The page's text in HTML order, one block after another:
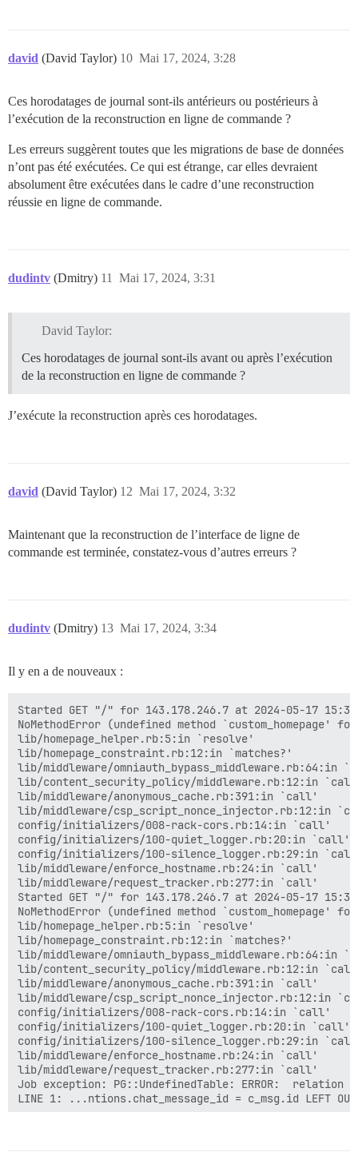
lib/middleware/enforce_hostname.rb:24:in `call'
LINE 1: ...ntions.chat_message_id = c_msg.id LEFT
start
done
Job exception: PG::UndefinedTable: ERROR:  relation
LINE 1: SELECT "problem_check_trackers".* FROM
david (David Taylor) Mai 17, 2024, 3:28
10
Ces horodatages de journal sont-ils antérieurs ou postérieurs à
l’exécution de la reconstruction en ligne de commande ?
Les erreurs suggèrent toutes que les migrations de base de données
n’ont pas été exécutées. Ce qui est étrange, car elles devraient
absolument être exécutées dans le cadre d’une reconstruction
réussie en ligne de commande.
dudintv (Dmitry) Mai 17, 2024, 3:31
11
David Taylor:
Ces horodatages de journal sont-ils avant ou après l’exécution
de la reconstruction en ligne de commande ?
J’exécute la reconstruction après ces horodatages.
david (David Taylor) Mai 17, 2024, 3:32
12
Maintenant que la reconstruction de l’interface de ligne de
commande est terminée, constatez-vous d’autres erreurs ?
dudintv (Dmitry) Mai 17, 2024, 3:34
13
Il y en a de nouveaux :
Started GET "/" for 143.178.246.7 at 2024-05-17
NoMethodError (undefined method `custom_homepage'
lib/homepage_helper.rb:5:in `resolve'
lib/homepage_constraint.rb:12:in `matches?'
lib/middleware/omniauth_bypass_middleware.rb:64:in
lib/content_security_policy/middleware.rb:12:in
lib/middleware/anonymous_cache.rb:391:in `call'
lib/middleware/csp_script_nonce_injector.rb:12:in
config/initializers/008-rack-cors.rb:14:in `call'
config/initializers/100-quiet_logger.rb:20:in `call'
config/initializers/100-silence_logger.rb:29:in
lib/middleware/enforce_hostname.rb:24:in `call'
lib/middleware/request_tracker.rb:277:in `call'
Started GET "/" for 143.178.246.7 at 2024-05-17
NoMethodError (undefined method `custom_homepage'
lib/homepage_helper.rb:5:in `resolve'
lib/homepage_constraint.rb:12:in `matches?'
lib/middleware/omniauth_bypass_middleware.rb:64:in
lib/content_security_policy/middleware.rb:12:in
lib/middleware/anonymous_cache.rb:391:in `call'
lib/middleware/csp_script_nonce_injector.rb:12:in
config/initializers/008-rack-cors.rb:14:in `call'
config/initializers/100-quiet_logger.rb:20:in `call'
config/initializers/100-silence_logger.rb:29:in
lib/middleware/enforce_hostname.rb:24:in `call'
lib/middleware/request_tracker.rb:277:in `call'
Job exception: PG::UndefinedTable: ERROR:
LINE 1: ...ntions.chat_message_id = c_msg.id LEFT